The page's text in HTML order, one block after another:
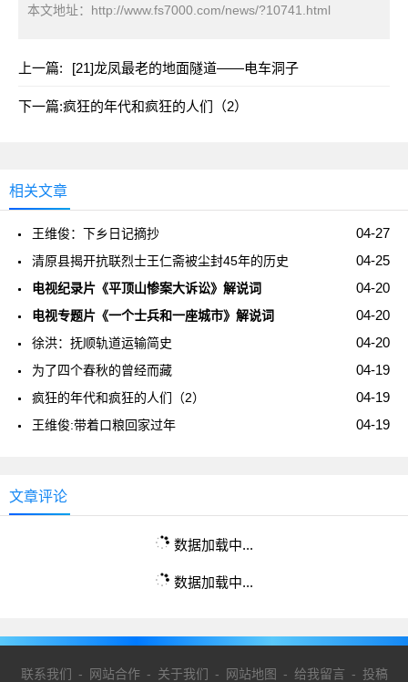
本文地址： http://www.fs7000.com/news/?10741.html
上一篇: [21]龙凤最老的地面隧道——电车洞子
下一篇:疯狂的年代和疯狂的人们（2）
相关文章
04-27
王维俊：下乡日记摘抄
04-25
清原县揭开抗联烈士王仁斋被尘封45年的历史
04-20
电视纪录片《平顶山惨案大诉讼》解说词
04-20
电视专题片《一个士兵和一座城市》解说词
04-20
徐洪：抚顺轨道运输简史
04-19
为了四个春秋的曾经而藏
04-19
疯狂的年代和疯狂的人们（2）
04-19
王维俊:带着口粮回家过年
文章评论
数据加载中...
数据加载中...
联系我们 - 网站合作- 关于我们 - 网站地图 - 给我留言 - 投稿